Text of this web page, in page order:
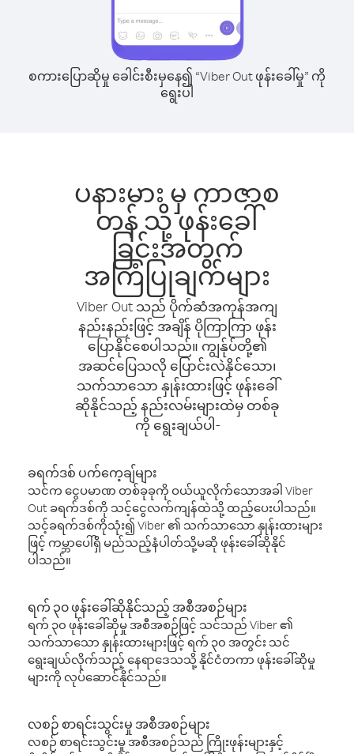
စကားပြောဆိုမှု ခေါင်းစီးမှနေ၍ “Viber Out ဖုန်းခေါ်မှု” ကို
ရွေးပါ
ပနားမား မှ ကာဇာစ
တန် သို့ ဖုန်းခေါ်
ခြင်းအတွက်
အကြံပြုချက်များ
Viber Out သည် ပိုက်ဆံအကုန်အကျ
နည်းနည်းဖြင့် အချိန် ပိုကြာကြာ ဖုန်း
ပြောနိုင်စေပါသည်။ ကျွန်ုပ်တို့၏
အဆင်ပြေသလို ပြောင်းလဲနိုင်သော၊
သက်သာသော နှုန်းထားဖြင့် ဖုန်းခေါ်
ဆိုနိုင်သည့် နည်းလမ်းများထဲမှ တစ်ခု
ကို ရွေးချယ်ပါ-
ခရက်ဒစ် ပက်ကေ့ချ်များ
သင်က ငွေပမာဏ တစ်ခုခုကို ဝယ်ယူလိုက်သောအခါ Viber
Out ခရက်ဒစ်ကို သင့်ငွေလက်ကျန်ထဲသို့ ထည့်ပေးပါသည်။
သင့်ခရက်ဒစ်ကိုသုံး၍ Viber ၏ သက်သာသော နှုန်းထားများ
ဖြင့် ကမ္ဘာပေါ်ရှိ မည်သည့်နံပါတ်သို့မဆို ဖုန်းခေါ်ဆိုနိုင်
ပါသည်။
ရက် ၃၀ ဖုန်းခေါ်ဆိုနိုင်သည့် အစီအစဉ်များ
ရက် ၃၀ ဖုန်းခေါ်ဆိုမှု အစီအစဉ်ဖြင့် သင်သည် Viber ၏
သက်သာသော နှုန်းထားများဖြင့် ရက် ၃၀ အတွင်း သင်
ရွေးချယ်လိုက်သည့် နေရာဒေသသို့ နိုင်ငံတကာ ဖုန်းခေါ်ဆိုမှု
များကို လုပ်ဆောင်နိုင်သည်။
လစဉ် စာရင်းသွင်းမှု အစီအစဉ်များ
လစဉ် စာရင်းသွင်းမှု အစီအစဉ်သည် ကြိုးဖုန်းများနှင့်